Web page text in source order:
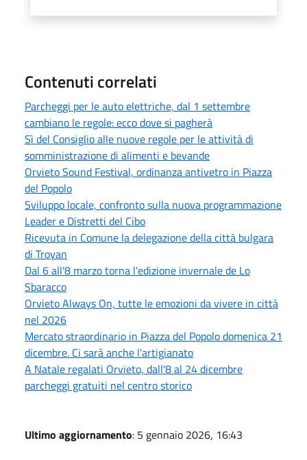
Contenuti correlati
Parcheggi per le auto elettriche, dal 1 settembre
cambiano le regole: ecco dove si pagherà
Sì del Consiglio alle nuove regole per le attività di
somministrazione di alimenti e bevande
Orvieto Sound Festival, ordinanza antivetro in Piazza
del Popolo
Sviluppo locale, confronto sulla nuova programmazione
Leader e Distretti del Cibo
Ricevuta in Comune la delegazione della città bulgara
di Troyan
Dal 6 all'8 marzo torna l'edizione invernale de Lo
Sbaracco
Orvieto Always On, tutte le emozioni da vivere in città
nel 2026
Mercato straordinario in Piazza del Popolo domenica 21
dicembre. Ci sarà anche l'artigianato
A Natale regalati Orvieto, dall'8 al 24 dicembre
parcheggi gratuiti nel centro storico
Ultimo aggiornamento: 5 gennaio 2026, 16:43